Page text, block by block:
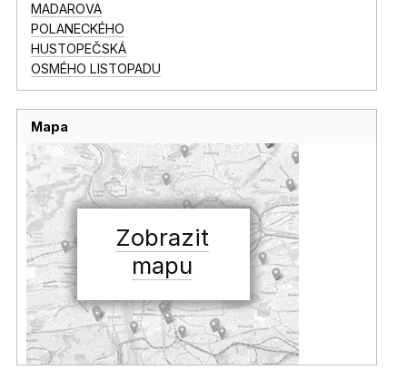
MADAROVA
POLANECKÉHO
HUSTOPEČSKÁ
OSMÉHO LISTOPADU
Mapa
Zobrazit
mapu